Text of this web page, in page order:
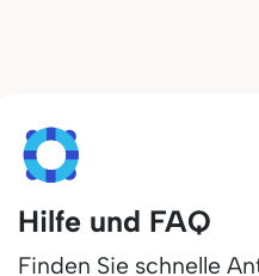
Hilfe und FAQ
Finden Sie schnelle